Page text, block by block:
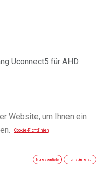
Uconnect5 für AHD
Website, um Ihnen ein
Cookie-Richtlinien
Nur essentielle Ich stimme zu